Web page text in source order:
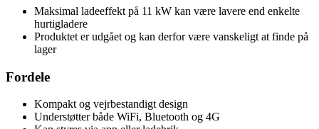
Maksimal ladeeffekt på 11 kW kan være lavere end enkelte
hurtigladere
Produktet er udgået og kan derfor være vanskeligt at finde på
lager
Fordele
Kompakt og vejrbestandigt design
Understøtter både WiFi, Bluetooth og 4G